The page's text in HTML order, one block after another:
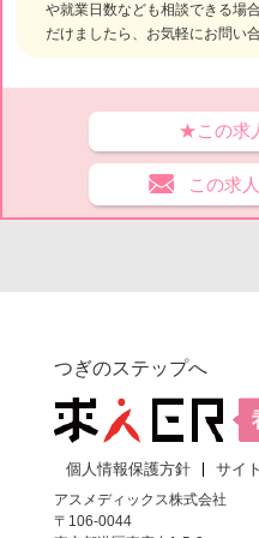
や就業日数なども相談できる場
だけましたら、お気軽にお問い
★この求
この求
つぎのステップへ
個人情報保護方針
サイ
アスメディックス株式会社
〒106-0044